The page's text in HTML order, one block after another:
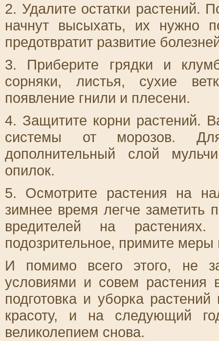
2. Удалите остатки растений.
начнут высыхать, их нужно
предотвратит развитие
3. Приберите грядки и
сорняки, листья, сухие
появление гнили и плесени.
4. Защитите корни растений.
системы от морозов.
дополнительный слой
опилок.
5. Осмотрите растения на
зимнее время легче заметить
вредителей на
подозрительное, примите
И помимо всего этого, не
условиями и совем растения
подготовка и уборка
красоту, и на следующий
великолепием снова.